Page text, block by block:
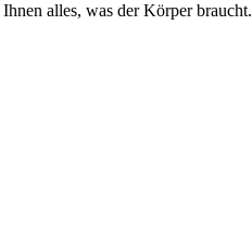
alles, was der Körper braucht.